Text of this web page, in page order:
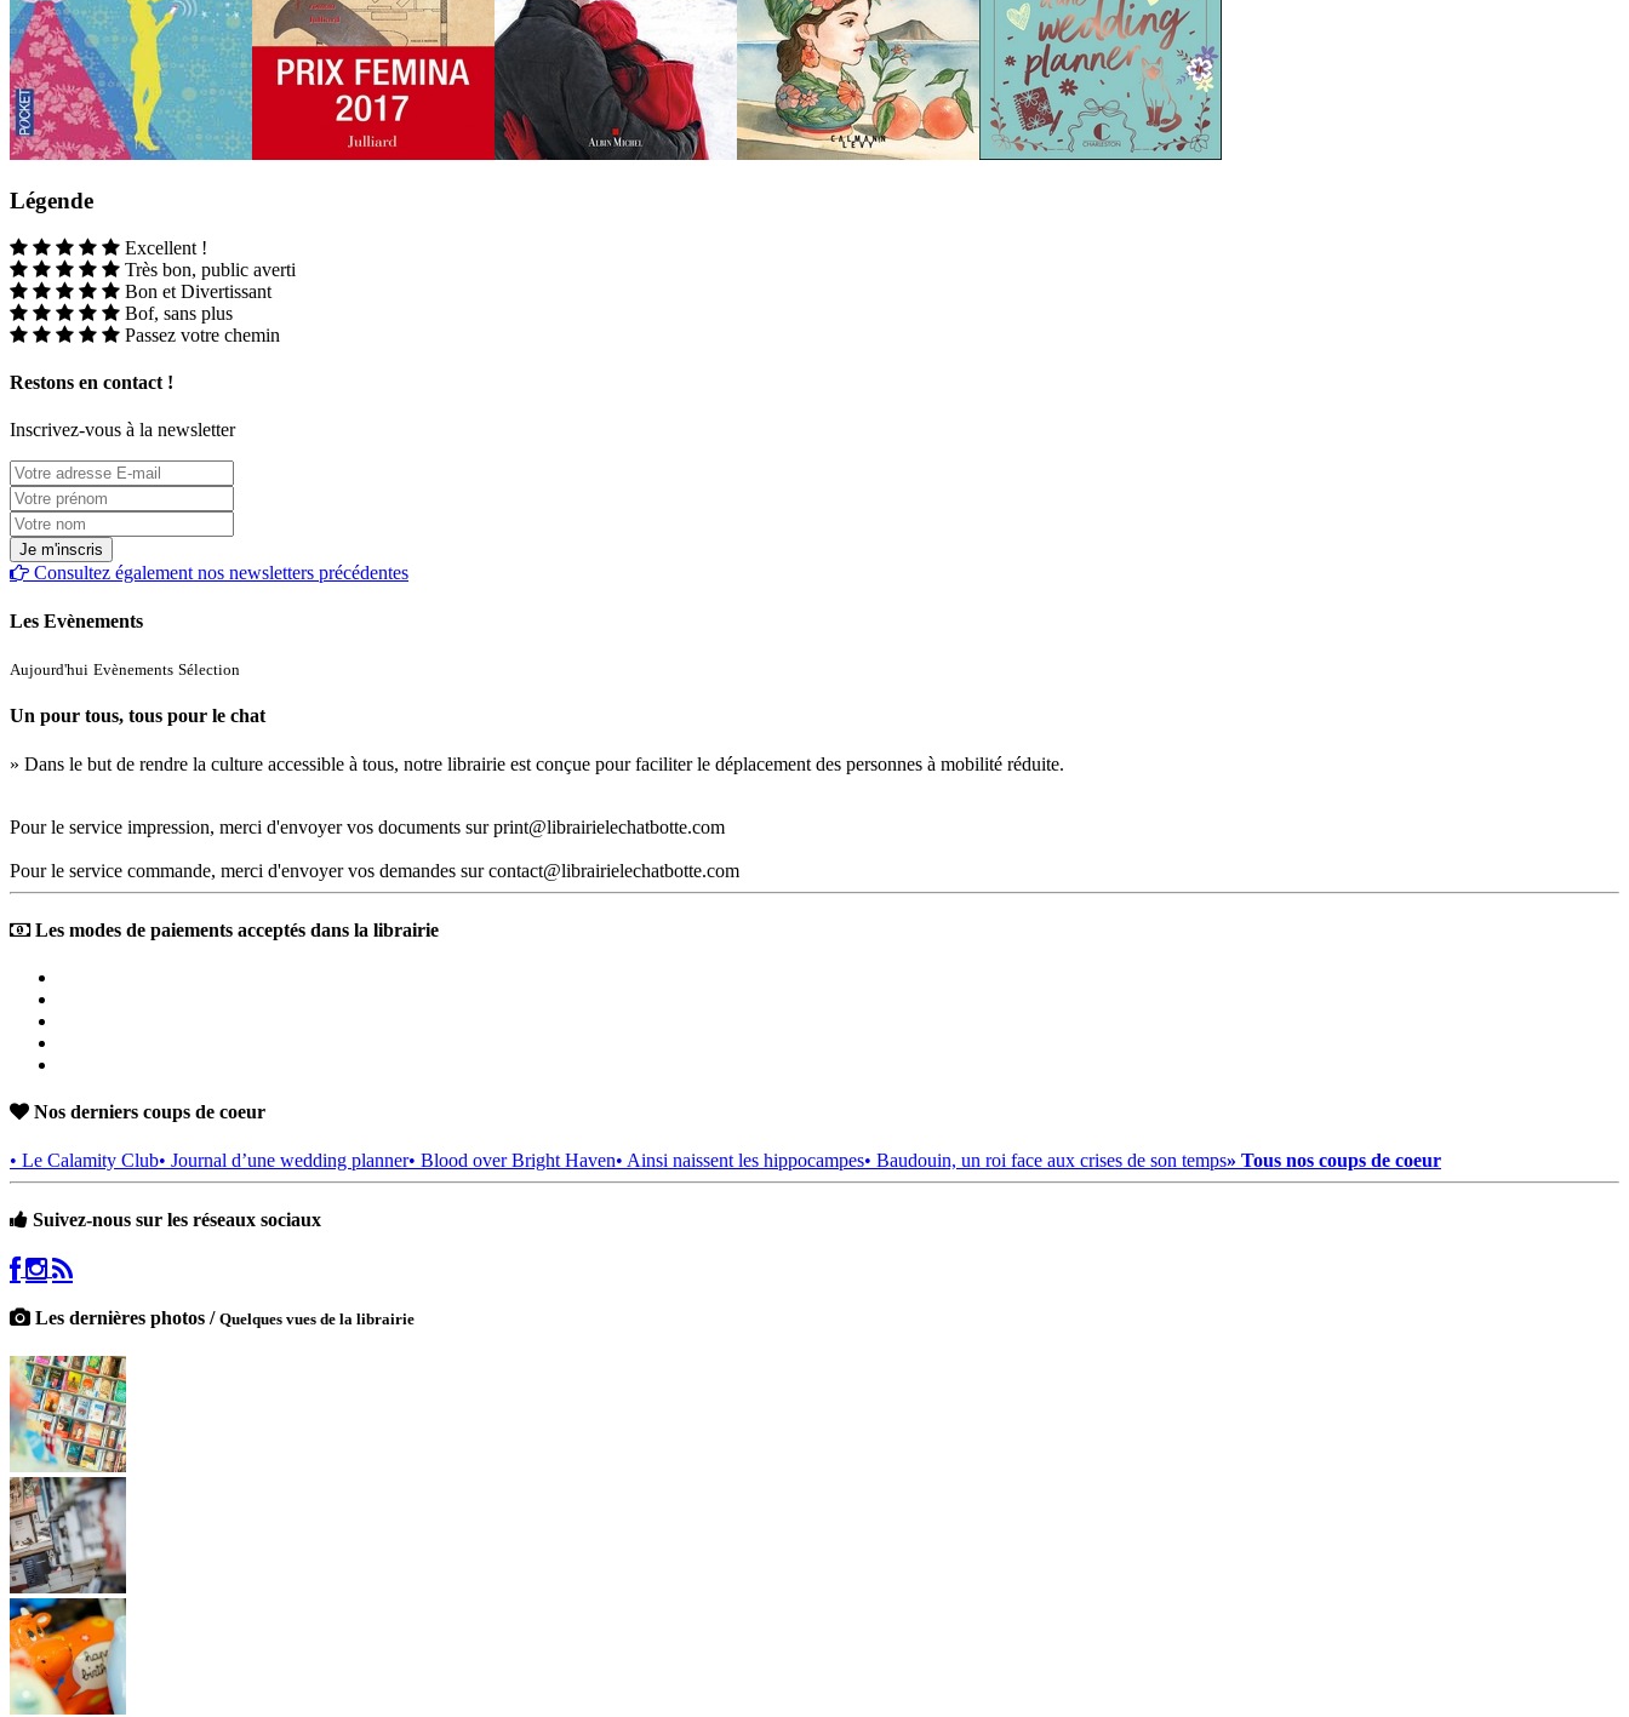
Légende
Excellent !
Très bon, public averti
Bon et Divertissant
Bof, sans plus
Passez votre chemin
Restons en contact !
Inscrivez-vous à la newsletter
Consultez également nos newsletters précédentes
Les Evènements
Aujourd'hui Evènements Sélection
Un pour tous, tous pour le chat
» Dans le but de rendre la culture accessible à tous, notre librairie est conçue pour faciliter le déplacement des personnes à mobilité réduite.
Pour le service impression, merci d'envoyer vos documents sur print@librairielechatbotte.com
Pour le service commande, merci d'envoyer vos demandes sur contact@librairielechatbotte.com
Les modes de paiements acceptés dans la librairie
Nos derniers coups de coeur
• Le Calamity Club• Journal d’une wedding planner• Blood over Bright Haven• Ainsi naissent les hippocampes• Baudouin, un roi face aux crises de son temps» Tous nos coups de coeur
Suivez-nous sur les réseaux sociaux
Les dernières photos / Quelques vues de la librairie